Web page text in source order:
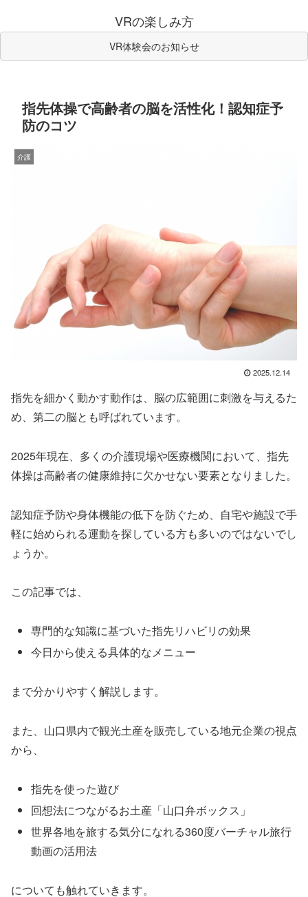
VRの楽しみ方
VR体験会のお知らせ
指先体操で高齢者の脳を活性化！認知症予
防のコツ
介護
2025.12.14
指先を細かく動かす動作は、脳の広範囲に刺激を与えるた
め、第二の脳とも呼ばれています。
2025年現在、多くの介護現場や医療機関において、指先
体操は高齢者の健康維持に欠かせない要素となりました。
認知症予防や身体機能の低下を防ぐため、自宅や施設で手
軽に始められる運動を探している方も多いのではないでし
ょうか。
この記事では、
専門的な知識に基づいた指先リハビリの効果
今日から使える具体的なメニュー
まで分かりやすく解説します。
また、山口県内で観光土産を販売している地元企業の視点
から、
指先を使った遊び
回想法につながるお土産「山口弁ボックス」
世界各地を旅する気分になれる360度バーチャル旅行
動画の活用法
についても触れていきます。